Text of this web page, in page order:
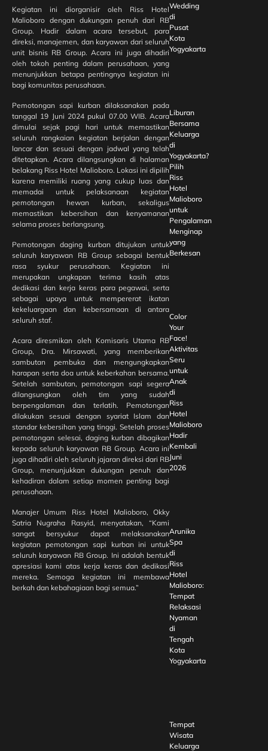
Kegiatan ini diorganisir oleh Riss Hotel
Malioboro dengan dukungan penuh dari RB
Group. Hadir dalam acara tersebut, para
direksi, manajemen, dan karyawan dari seluruh
unit bisnis RB Group. Acara ini juga dihadiri
oleh tokoh penting dalam perusahaan, yang
menunjukkan betapa pentingnya kegiatan ini
bagi komunitas perusahaan.
Pemotongan sapi kurban dilaksanakan pada
tanggal 19 Juni 2024 pukul 07.00 WIB. Acara
dimulai sejak pagi hari untuk memastikan
seluruh rangkaian kegiatan berjalan dengan
lancar dan sesuai dengan jadwal yang telah
ditetapkan. Acara dilangsungkan di halaman
belakang Riss Hotel Malioboro. Lokasi ini dipilih
karena memiliki ruang yang cukup luas dan
memadai untuk pelaksanaan kegiatan
pemotongan hewan kurban, sekaligus
memastikan kebersihan dan kenyamanan
selama proses berlangsung.
Pemotongan daging kurban ditujukan untuk
seluruh karyawan RB Group sebagai bentuk
rasa syukur perusahaan. Kegiatan ini
merupakan ungkapan terima kasih atas
dedikasi dan kerja keras para pegawai, serta
sebagai upaya untuk mempererat ikatan
kekeluargaan dan kebersamaan di antara
seluruh staf.
Acara diresmikan oleh Komisaris Utama RB
Group, Dra. Mirsawati, yang memberikan
sambutan pembuka dan mengungkapkan
harapan serta doa untuk keberkahan bersama.
Setelah sambutan, pemotongan sapi segera
dilangsungkan oleh tim yang sudah
berpengalaman dan terlatih. Pemotongan
dilakukan sesuai dengan syariat Islam dan
standar kebersihan yang tinggi. Setelah proses
pemotongan selesai, daging kurban dibagikan
kepada seluruh karyawan RB Group. Acara ini
juga dihadiri oleh seluruh jajaran direksi dari RB
Group, menunjukkan dukungan penuh dan
kehadiran dalam setiap momen penting bagi
perusahaan.
Manajer Umum Riss Hotel Malioboro, Okky
Satria Nugraha Rasyid, menyatakan, “Kami
sangat bersyukur dapat melaksanakan
kegiatan pemotongan sapi kurban ini untuk
seluruh karyawan RB Group. Ini adalah bentuk
apresiasi kami atas kerja keras dan dedikasi
mereka. Semoga kegiatan ini membawa
berkah dan kebahagiaan bagi semua.”
Wedding
di
Pusat
Kota
Yogyakarta
Liburan
Bersama
Keluarga
di
Yogyakarta?
Pilih
Riss
Hotel
Malioboro
untuk
Pengalaman
Menginap
yang
Berkesan
Color
Your
Face!
Aktivitas
Seru
untuk
Anak
di
Riss
Hotel
Malioboro
Hadir
Kembali
Juni
2026
Arunika
Spa
di
Riss
Hotel
Malioboro:
Tempat
Relaksasi
Nyaman
di
Tengah
Kota
Yogyakarta
Tempat
Wisata
Keluarga